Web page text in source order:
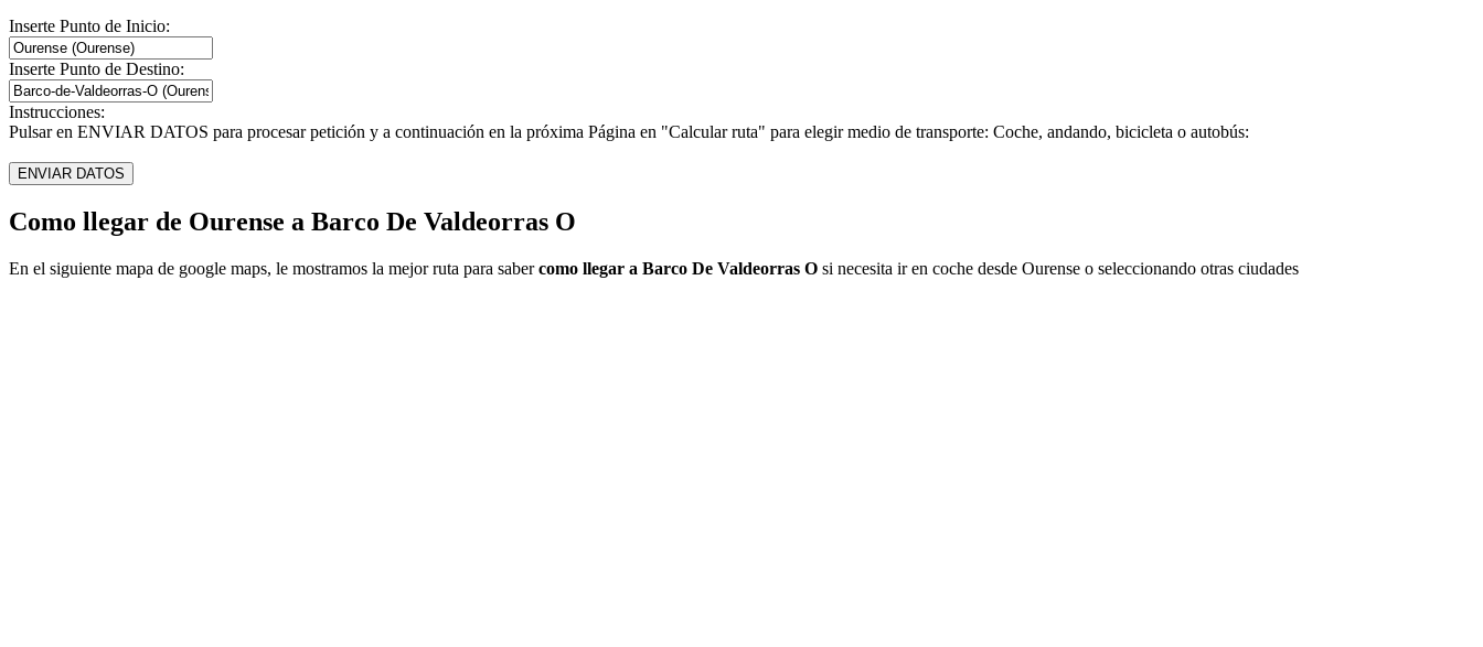
Inserte Punto de Inicio:
Inserte Punto de Destino:
Instrucciones:
Pulsar en ENVIAR DATOS para procesar petición y a continuación en la próxima Página en "Calcular ruta" para elegir medio de transporte: Coche, andando, bicicleta o autobús:
Como llegar de Ourense a Barco De Valdeorras O
En el siguiente mapa de google maps, le mostramos la mejor ruta para sabercomo llegar a Barco De Valdeorras O si necesita ir en coche desde Ourense o seleccionando otras ciudades